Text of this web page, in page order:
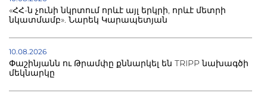
«ՀՀ-ն չունի նկրտում որևէ այլ երկրի, որևէ մետրի
նկատմամբ». Նարեկ Կարապետյան
10.08.2026
Փաշինյանն ու Թրամփը քննարկել են TRIPP նախագծի
մեկնարկը